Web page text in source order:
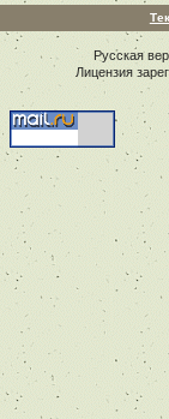
Русская
Лицензия